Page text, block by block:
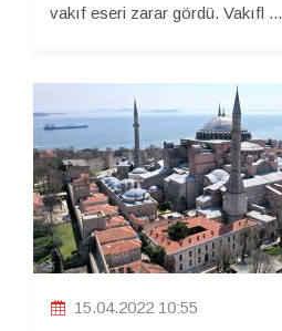
vakıf eseri zarar gördü. Vakıfl ...
15.04.2022 10:55